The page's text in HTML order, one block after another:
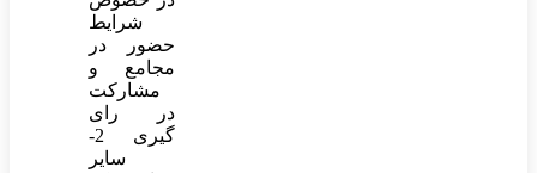
شرایط
حضور در
مجامع و
مشارکت
در رای
گیری 2-
سایر